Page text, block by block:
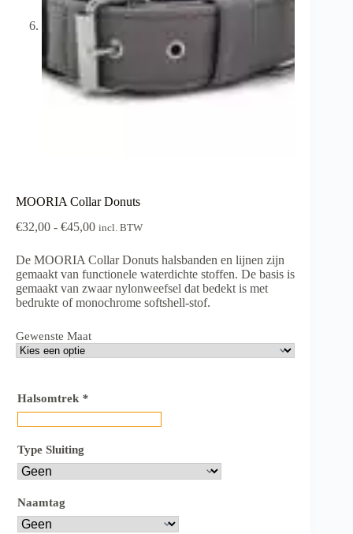
MOORIA Collar Donuts
€32,00 - €45,00Prijsklasse:
tot
€45,00
incl. BTW
De MOORIA Collar Donuts halsbanden en lijnen zijn
gemaakt van functionele waterdichte stoffen. De basis is
gemaakt van zwaar nylonweefsel dat bedekt is met
bedrukte of monochrome softshell-stof.
Gewenste Maat
Halsomtrek *
Type Sluiting
Naamtag